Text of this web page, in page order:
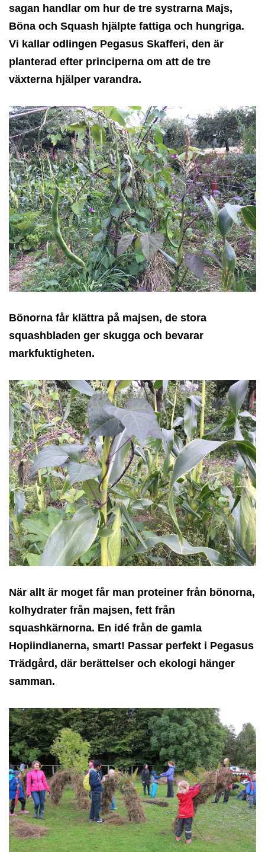
sagan handlar om hur de tre systrarna Majs,
Böna och Squash hjälpte fattiga och hungriga.
Vi kallar odlingen Pegasus Skafferi, den är
planterad efter principerna om att de tre
växterna hjälper varandra.
Bönorna får klättra på majsen, de stora
squashbladen ger skugga och bevarar
markfuktigheten.
När allt är moget får man proteiner från bönorna,
kolhydrater från majsen, fett från
squashkärnorna. En idé från de gamla
Hopiindianerna, smart! Passar perfekt i Pegasus
Trädgård, där berättelser och ekologi hänger
samman.